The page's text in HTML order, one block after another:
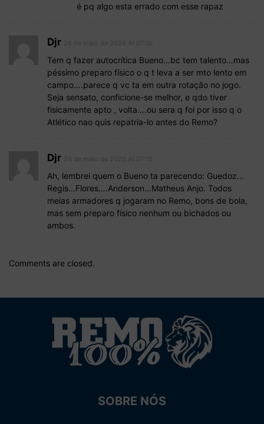
é pq algo esta errado com esse rapaz
Djr
Tem q fazer autocrítica Bueno…bc tem talento…mas
péssimo preparo físico o q t leva a ser mto lento em
campo….parece q vc ta em outra rotação no jogo.
Seja sensato, conficione-se melhor, e qdo tiver
fisicamente apto , volta….ou sera q foi por isso q o
Atlético nao quis repatria-lo antes do Remo?
Djr
Ah, lembrei quem o Bueno ta parecendo: Guedoz…
Regis…Flores….Anderson…Matheus Anjo. Todos
meias armadores q jogaram no Remo, bons de bola,
mas sem preparo físico nenhum ou bichados ou
ambos.
Comments are closed.
SOBRE NÓS